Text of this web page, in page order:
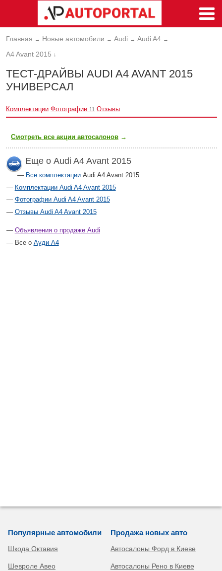
Главная → Новые автомобили → Audi → Audi A4 →
A4 Avant 2015 ↓
ТЕСТ-ДРАЙВЫ AUDI A4 AVANT 2015
УНИВЕРСАЛ
Комплектации Фотографии 11 Отзывы
Смотреть все акции автосалонов →
Еще о Audi A4 Avant 2015
Все комплектации Audi A4 Avant 2015
Комплектации Audi A4 Avant 2015
Фотографии Audi A4 Avant 2015
Отзывы Audi A4 Avant 2015
Объявления о продаже Audi
Все о Ауди А4
Популярные автомобили
Шкода Октавия
Шевроле Авео
Продажа новых авто
Автосалоны Форд в Киеве
Автосалоны Рено в Киеве